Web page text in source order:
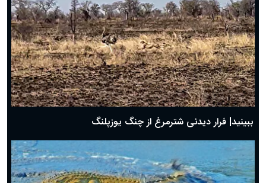
ببینید| فرار دیدنی شترمرغ از چنگ یوزپلنگ